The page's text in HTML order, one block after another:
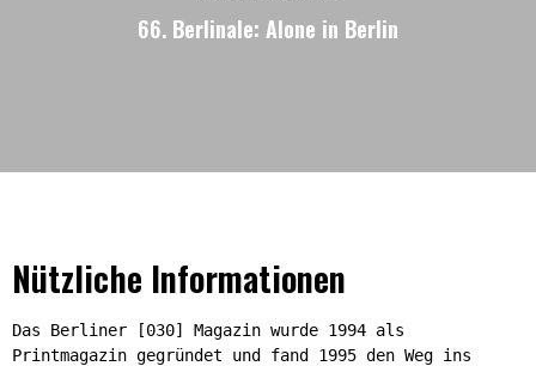
66. Berlinale: Alone in Berlin
Nützliche Informationen
Das Berliner [030] Magazin wurde 1994 als
Printmagazin gegründet und fand 1995 den Weg ins